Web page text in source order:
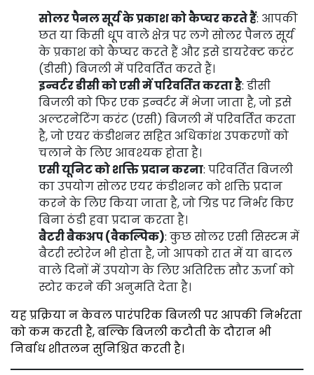
सोलर पैनल सूर्य के प्रकाश को कैप्चर करते हैं: आपकी
छत या किसी धूप वाले क्षेत्र पर लगे सोलर पैनल सूर्य
के प्रकाश को कैप्चर करते हैं और इसे डायरेक्ट करंट
(डीसी) बिजली में परिवर्तित करते हैं।
इन्वर्टर डीसी को एसी में परिवर्तित करता है: डीसी
बिजली को फिर एक इन्वर्टर में भेजा जाता है, जो इसे
अल्टरनेटिंग करंट (एसी) बिजली में परिवर्तित करता
है, जो एयर कंडीशनर सहित अधिकांश उपकरणों को
चलाने के लिए आवश्यक होता है।
एसी यूनिट को शक्ति प्रदान करना: परिवर्तित बिजली
का उपयोग सोलर एयर कंडीशनर को शक्ति प्रदान
करने के लिए किया जाता है, जो ग्रिड पर निर्भर किए
बिना ठंडी हवा प्रदान करता है।
बैटरी बैकअप (वैकल्पिक): कुछ सोलर एसी सिस्टम में
बैटरी स्टोरेज भी होता है, जो आपको रात में या बादल
वाले दिनों में उपयोग के लिए अतिरिक्त सौर ऊर्जा को
स्टोर करने की अनुमति देता है।
यह प्रक्रिया न केवल पारंपरिक बिजली पर आपकी निर्भरता
को कम करती है, बल्कि बिजली कटौती के दौरान भी
निर्बाध शीतलन सुनिश्चित करती है।